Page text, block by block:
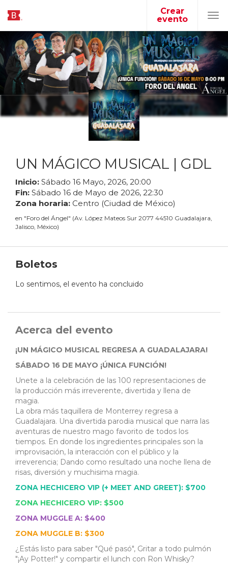
Crear
evento
UN MÁGICO MUSICAL | GDL
Inicio: Sábado 16 Mayo, 2026, 20:00
Fin: Sábado 16 de Mayo de 2026, 22:30
Zona horaria: Centro (Ciudad de México)
en "Foro del Ángel" (Av. López Mateos Sur 2077 44510 Guadalajara,
Jalisco, México)
Boletos
Lo sentimos, el evento ha concluido
Acerca del evento
¡UN MÁGICO MUSICAL REGRESA A GUADALAJARA!
SÁBADO 16 DE MAYO ¡ÚNICA FUNCIÓN!
Unete a la celebración de las 100 representaciones de
la producción más irreverente, divertida y llena de
magia.
La obra más taquillera de Monterrey regresa a
Guadalajara. Una divertida parodia musical que narra las
aventuras de nuestro mago favorito de todos los
tiempos. En donde los ingredientes principales son la
improvisación, la interacción con el público y la
irreverencia; Dando como resultado una noche llena de
risas, diversión y muchisima magia.
ZONA HECHICERO VIP (+ MEET AND GREET): $700
ZONA HECHICERO VIP: $500
ZONA MUGGLE A: $400
ZONA MUGGLE B: $300
¿Estás listo para saber "Qué pasó", Gritar a todo pulmón
"¡Ay Potter!" y compartir el lunch con Ron Whisky?